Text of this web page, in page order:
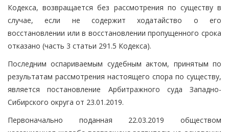
Кодекса, возвращается без рассмотрения по существу в
случае, если не содержит ходатайство о его
восстановлении или в восстановлении пропущенного срока
отказано (часть 3 статьи 291.5 Кодекса).
Последним оспариваемым судебным актом, принятым по
результатам рассмотрения настоящего спора по существу,
является постановление Арбитражного суда Западно-
Сибирского округа от 23.01.2019.
Первоначально поданная 22.03.2019 обществом